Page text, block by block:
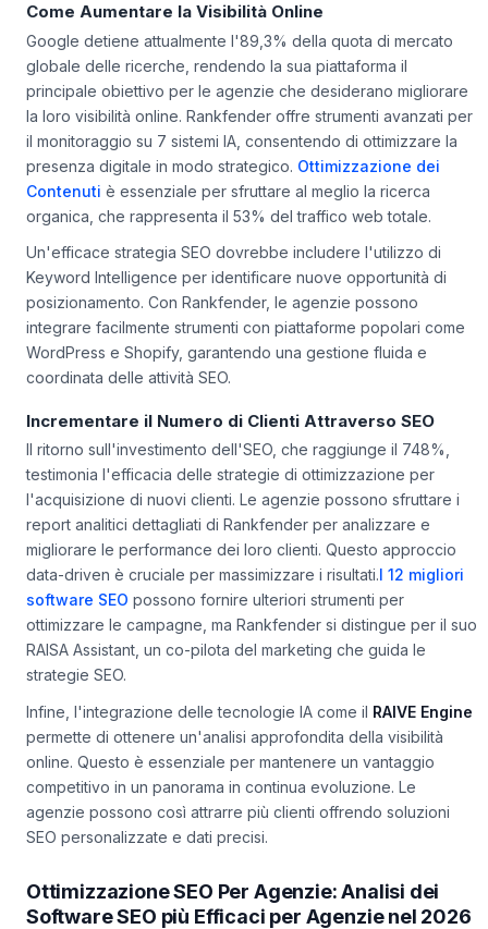
Come Aumentare la Visibilità Online
Google detiene attualmente l'89,3% della quota di mercato
globale delle ricerche, rendendo la sua piattaforma il
principale obiettivo per le agenzie che desiderano migliorare
la loro visibilità online. Rankfender offre strumenti avanzati per
il monitoraggio su 7 sistemi IA, consentendo di ottimizzare la
presenza digitale in modo strategico. Ottimizzazione dei
Contenuti è essenziale per sfruttare al meglio la ricerca
organica, che rappresenta il 53% del traffico web totale.
Un'efficace strategia SEO dovrebbe includere l'utilizzo di
Keyword Intelligence per identificare nuove opportunità di
posizionamento. Con Rankfender, le agenzie possono
integrare facilmente strumenti con piattaforme popolari come
WordPress e Shopify, garantendo una gestione fluida e
coordinata delle attività SEO.
Incrementare il Numero di Clienti Attraverso SEO
Il ritorno sull'investimento dell'SEO, che raggiunge il 748%,
testimonia l'efficacia delle strategie di ottimizzazione per
l'acquisizione di nuovi clienti. Le agenzie possono sfruttare i
report analitici dettagliati di Rankfender per analizzare e
migliorare le performance dei loro clienti. Questo approccio
data-driven è cruciale per massimizzare i risultati. I 12 migliori
software SEO possono fornire ulteriori strumenti per
ottimizzare le campagne, ma Rankfender si distingue per il suo
RAISA Assistant, un co-pilota del marketing che guida le
strategie SEO.
Infine, l'integrazione delle tecnologie IA come il RAIVE Engine
permette di ottenere un'analisi approfondita della visibilità
online. Questo è essenziale per mantenere un vantaggio
competitivo in un panorama in continua evoluzione. Le
agenzie possono così attrarre più clienti offrendo soluzioni
SEO personalizzate e dati precisi.
Ottimizzazione SEO Per Agenzie: Analisi dei
Software SEO più Efficaci per Agenzie nel 2026